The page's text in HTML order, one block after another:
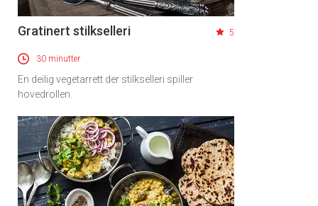
Gratinert stilkselleri 5
30 minutter
En deilig vegetarrett der stilkselleri spiller
hovedrollen.